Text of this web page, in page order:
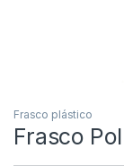
Frasco plástico
Frasco